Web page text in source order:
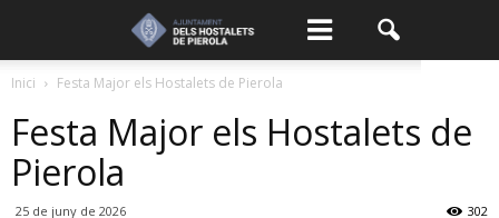
Inici Festa Major els Hostalets de Pierola
Festa Major els Hostalets de
Pierola
25 de juny de 2026 302